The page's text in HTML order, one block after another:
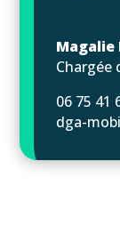
Magalie
Chargée
06 75 41
dga-